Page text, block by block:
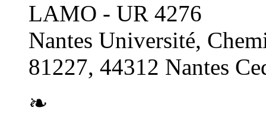
LAMO - UR 4276
Nantes Université,
81227, 44312 Nantes
❧